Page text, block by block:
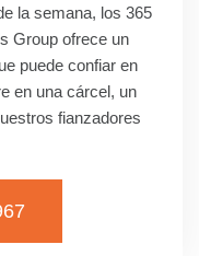
la semana, los 365
Group ofrece un
puede confiar en
en una cárcel, un
fianzadores